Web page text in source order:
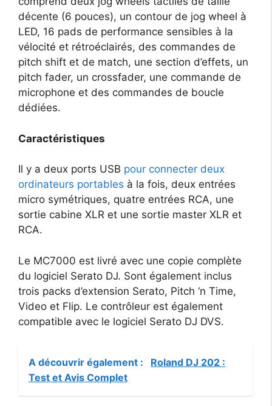
décente (6 pouces), un contour de jog wheel à
LED, 16 pads de performance sensibles à la
vélocité et rétroéclairés, des commandes de
pitch shift et de match, une section d’effets, un
pitch fader, un crossfader, une commande de
microphone et des commandes de boucle
dédiées.
Caractéristiques
Il y a deux ports USB pour connecter deux
ordinateurs portables à la fois, deux entrées
micro symétriques, quatre entrées RCA, une
sortie cabine XLR et une sortie master XLR et
RCA.
Le MC7000 est livré avec une copie complète
du logiciel Serato DJ. Sont également inclus
trois packs d’extension Serato, Pitch ‘n Time,
Video et Flip. Le contrôleur est également
compatible avec le logiciel Serato DJ DVS.
A découvrir également :
Roland DJ 202 :
Test et Avis Complet